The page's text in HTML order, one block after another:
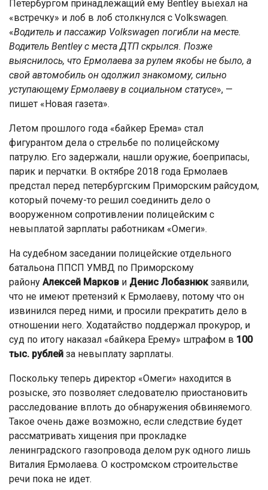
Петербургом принадлежащий ему Bentley выехал на
«встречку» и лоб в лоб столкнулся с Volkswagen.
«Водитель и пассажир Volkswagen погибли на месте.
Водитель Bentley с места ДТП скрылся. Позже
выяснилось, что Ермолаева за рулем якобы не было, а
свой автомобиль он одолжил знакомому, сильно
уступающему Ермолаеву в социальном статусе», —
пишет «Новая газета».
Летом прошлого года «байкер Ерема» стал
фигурантом дела о стрельбе по полицейскому
патрулю. Его задержали, нашли оружие, боеприпасы,
парик и перчатки. В октябре 2018 года Ермолаев
предстал перед петербургским Приморским райсудом,
который почему-то решил соединить дело о
вооруженном сопротивлении полицейским с
невыплатой зарплаты работникам «Омеги».
На судебном заседании полицейские отдельного
батальона ППСП УМВД по Приморскому
району Алексей Марков и Денис Лобазнюкзаявили,
что не имеют претензий к Ермолаеву, потому что он
извинился перед ними, и просили прекратить дело в
отношении него. Ходатайство поддержал прокурор, и
суд по итогу наказал «байкера Ерему» штрафом в 100
тыс. рублей за невыплату зарплаты.
Поскольку теперь директор «Омеги» находится в
розыске, это позволяет следователю приостановить
расследование вплоть до обнаружения обвиняемого.
Такое очень даже возможно, если следствие будет
рассматривать хищения при прокладке
ленинградского газопровода делом рук одного лишь
Виталия Ермолаева. О костромском строительстве
речи пока не идет.